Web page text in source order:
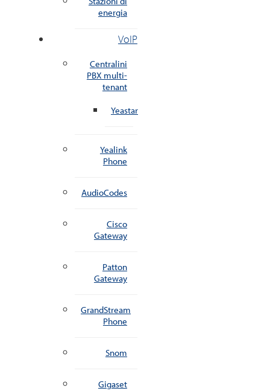
energia
VoIP
Centralini
PBX multi-
tenant
Yeastar
Yealink
Phone
AudioCodes
Cisco
Gateway
Patton
Gateway
GrandStream
Phone
Snom
Gigaset